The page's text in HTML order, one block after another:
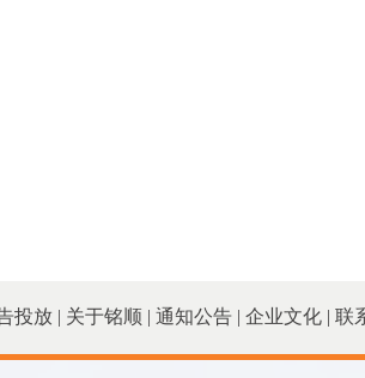
投放 | 关于铭顺 | 通知公告 | 企业文化 | 联